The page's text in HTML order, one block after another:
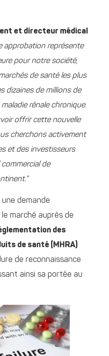
et directeur médical
approbation représente
pour notre société,
de santé les plus
dizaines de millions de
rénale chronique.
offrir cette nouvelle
cherchons activement
et des investisseurs
de
une demande
marché auprès de
des
de santé (MHRA)
de reconnaissance
ainsi sa portée au